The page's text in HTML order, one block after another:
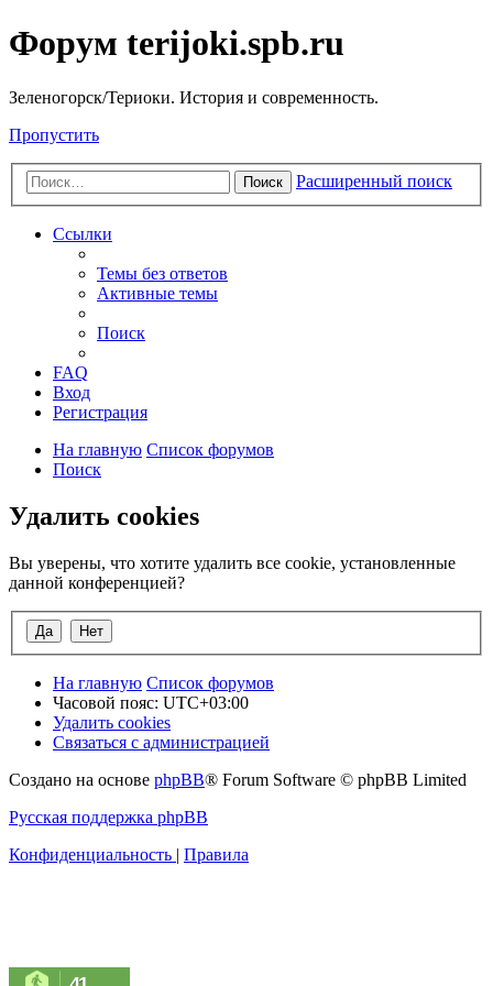
Форум terijoki.spb.ru
Зеленогорск/Териоки. История и современность.
Пропустить
Поиск Расширенный поиск
Ссылки
Темы без ответов
Активные темы
Поиск
FAQ
Вход
Регистрация
На главную Список форумов
Поиск
Удалить cookies
Вы уверены, что хотите удалить все cookie, установленные
данной конференцией?
На главную Список форумов
Часовой пояс: UTC+03:00
Удалить cookies
Связаться с администрацией
Создано на основе phpBB® Forum Software © phpBB Limited
Русская поддержка phpBB
Конфиденциальность | Правила